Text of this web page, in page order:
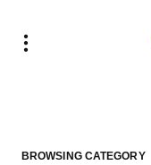
BROWSING CATEGORY